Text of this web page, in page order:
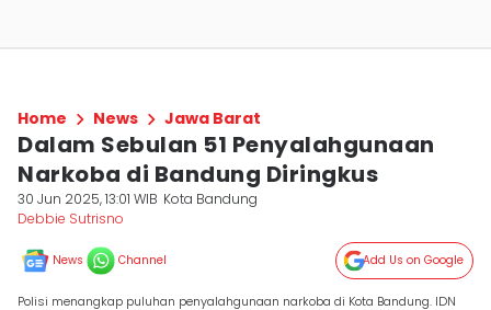
Home News Jawa Barat
Dalam Sebulan 51 Penyalahgunaan
Narkoba di Bandung Diringkus
30 Jun 2025, 13:01 WIB Kota Bandung
Debbie Sutrisno
News Channel Add Us on Google
Polisi menangkap puluhan penyalahgunaan narkoba di Kota Bandung. IDN